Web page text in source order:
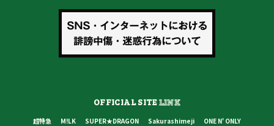
OFFICIAL SITELINK
超特急 M!LK SUPER★DRAGON Sakurashimeji
ONE N' ONLY